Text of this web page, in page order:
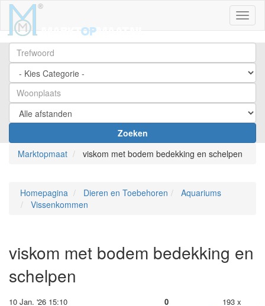
Zoeken
Marktopmaat
viskom met bodem bedekking en schelpen
Homepagina Dieren en Toebehoren
Aquariums
Vissenkommen
viskom met bodem bedekking en
schelpen
10 Jan. '26 15:10 0 193 x